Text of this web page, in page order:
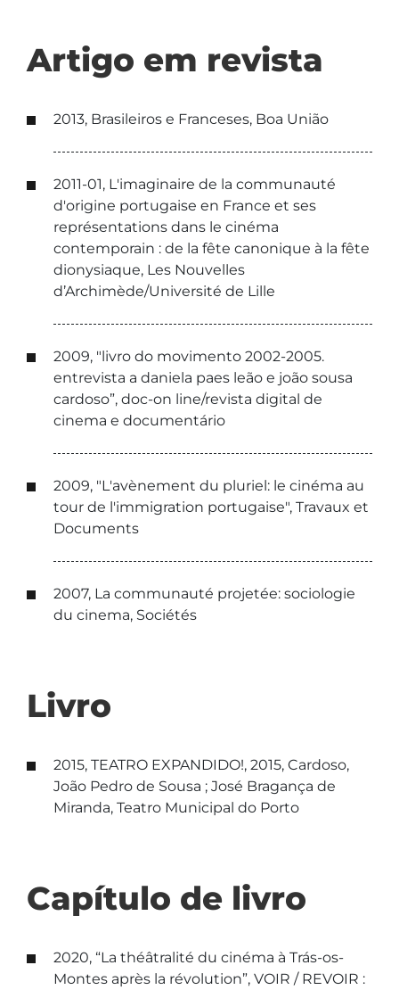
Artigo em revista
2013, Brasileiros e Franceses, Boa União
2011-01, L'imaginaire de la communauté
d'origine portugaise en France et ses
représentations dans le cinéma
contemporain : de la fête canonique à la fête
dionysiaque, Les Nouvelles
d’Archimède/Université de Lille
2009, "livro do movimento 2002-2005.
entrevista a daniela paes leão e joão sousa
cardoso”, doc-on line/revista digital de
cinema e documentário
2009, "L'avènement du pluriel: le cinéma au
tour de l'immigration portugaise", Travaux et
Documents
2007, La communauté projetée: sociologie
du cinema, Sociétés
Livro
2015, TEATRO EXPANDIDO!, 2015, Cardoso,
João Pedro de Sousa ; José Bragança de
Miranda, Teatro Municipal do Porto
Capítulo de livro
2020, “La théâtralité du cinéma à Trás-os-
Montes après la révolution”, VOIR / REVOIR :